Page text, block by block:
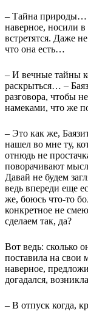
– Тайна природы…
наверное, носили
встретятся. Даже
что она есть…
– И вечные тайны
раскрыться… –
разговора, чтобы
намеками, что же
– Это как же,
нашел во мне ту,
отнюдь не
поворачивают
Давай не будем
ведь впереди еще
же, боюсь что-то
конкретное не
сделаем так, да?
Вот ведь: сколько
поставила на свои
наверное,
догадался,
– В отпуск когда,